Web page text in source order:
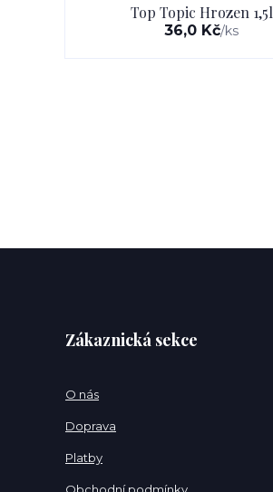
Top Topic Hrozen 1,5l
36,0 Kč/ks
Zákaznická sekce
O nás
Doprava
Platby
Obchodní podmínky